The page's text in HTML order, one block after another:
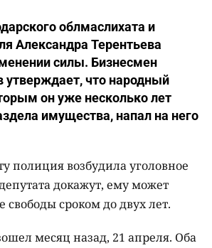
облмаслихата и
Александра Терентьева
силы. Бизнесмен
утверждает, что народный
он уже несколько лет
имущества, напал на него
полиция возбудила уголовное
докажут, ему может
свободы сроком до двух лет.
месяц назад, 21 апреля. Оба